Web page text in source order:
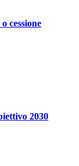
cessione
2030